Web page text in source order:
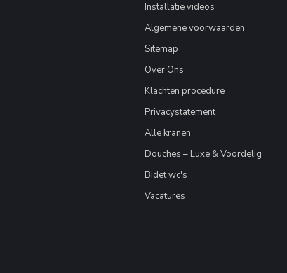
Installatie videos
Algemene voorwaarden
Sitemap
Over Ons
Klachten procedure
Privacystatement
Alle kranen
Douches – Luxe & Voordelig
Bidet wc's
Vacatures